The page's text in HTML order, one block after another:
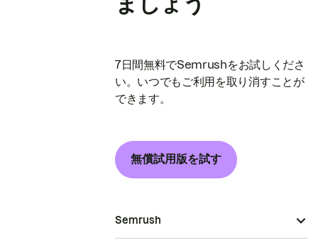
7日間無料でSemrushをお試しくださ
い。いつでもご利用を取り消すことが
できます。
無償試用版を試す
Semrush